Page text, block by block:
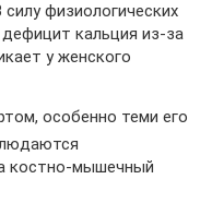
физиологических
кальция из-за
у женского
особенно теми его
костно-мышечный